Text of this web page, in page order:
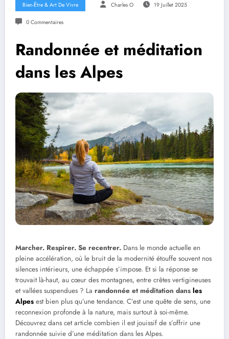
Bien-Être & Art De Vivre Charles O 19 Juillet 2025
0 Commentaires
Randonnée et méditation
dans les Alpes
Marcher. Respirer. Se recentrer. Dans le monde actuelle en
pleine accélération, où le bruit de la modernité étouffe souvent nos
silences intérieurs, une échappée s’impose. Et si la réponse se
trouvait là-haut, au cœur des montagnes, entre crêtes vertigineuses
et vallées suspendues ? La randonnée et méditation dans les
Alpes est bien plus qu’une tendance. C’est une quête de sens, une
reconnexion profonde à la nature, mais surtout à soi-même.
Découvrez dans cet article combien il est jouissif de s’offrir une
randonnée suivie d’une méditation dans les Alpes.